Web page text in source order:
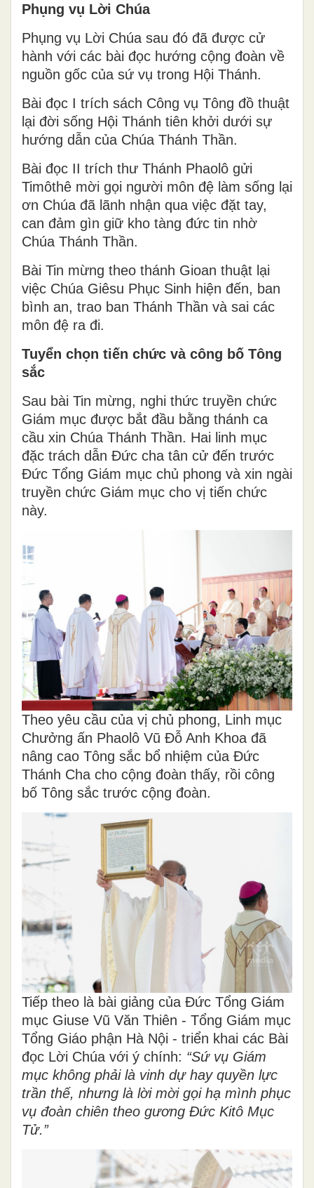
Phụng vụ Lời Chúa
Phụng vụ Lời Chúa sau đó đã được cử
hành với các bài đọc hướng cộng đoàn về
nguồn gốc của sứ vụ trong Hội Thánh.
Bài đọc I trích sách Công vụ Tông đồ thuật
lại đời sống Hội Thánh tiên khởi dưới sự
hướng dẫn của Chúa Thánh Thần.
Bài đọc II trích thư Thánh Phaolô gửi
Timôthê mời gọi người môn đệ làm sống lại
ơn Chúa đã lãnh nhận qua việc đặt tay,
can đảm gìn giữ kho tàng đức tin nhờ
Chúa Thánh Thần.
Bài Tin mừng theo thánh Gioan thuật lại
việc Chúa Giêsu Phục Sinh hiện đến, ban
bình an, trao ban Thánh Thần và sai các
môn đệ ra đi.
Tuyển chọn tiến chức và công bố Tông
sắc
Sau bài Tin mừng, nghi thức truyền chức
Giám mục được bắt đầu bằng thánh ca
cầu xin Chúa Thánh Thần. Hai linh mục
đặc trách dẫn Đức cha tân cử đến trước
Đức Tổng Giám mục chủ phong và xin ngài
truyền chức Giám mục cho vị tiến chức
này.
Theo yêu cầu của vị chủ phong, Linh mục
Chưởng ấn Phaolô Vũ Đỗ Anh Khoa đã
nâng cao Tông sắc bổ nhiệm của Đức
Thánh Cha cho cộng đoàn thấy, rồi công
bố Tông sắc trước cộng đoàn.
Tiếp theo là bài giảng của Đức Tổng Giám
mục Giuse Vũ Văn Thiên - Tổng Giám mục
Tổng Giáo phận Hà Nội - triển khai các Bài
đọc Lời Chúa với ý chính: “Sứ vụ Giám
mục không phải là vinh dự hay quyền lực
trần thế, nhưng là lời mời gọi hạ mình phục
vụ đoàn chiên theo gương Đức Kitô Mục
Tử.”